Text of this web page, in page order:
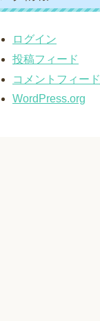
ログイン
投稿フィード
コメントフィード
WordPress.org